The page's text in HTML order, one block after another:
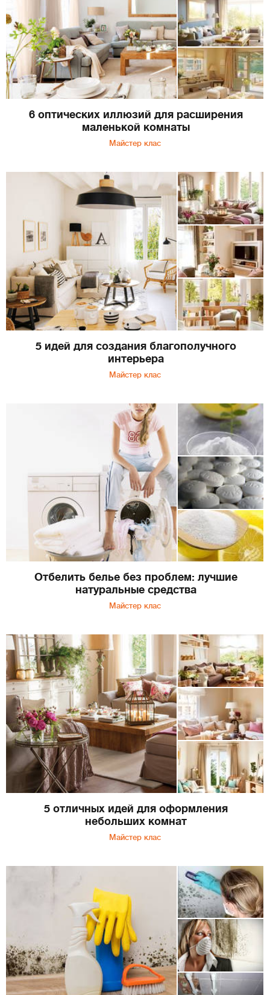
6 оптических иллюзий для расширения
маленькой комнаты
Майстер клас
5 идей для создания благополучного
интерьера
Майстер клас
Отбелить белье без проблем: лучшие
натуральные средства
Майстер клас
5 отличных идей для оформления
небольших комнат
Майстер клас